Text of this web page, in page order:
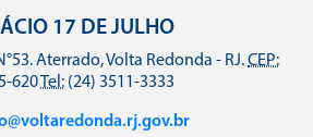
17 DE JULHO
Aterrado, Volta Redonda - RJ.CEP:
620Tel: (24) 3511-3333